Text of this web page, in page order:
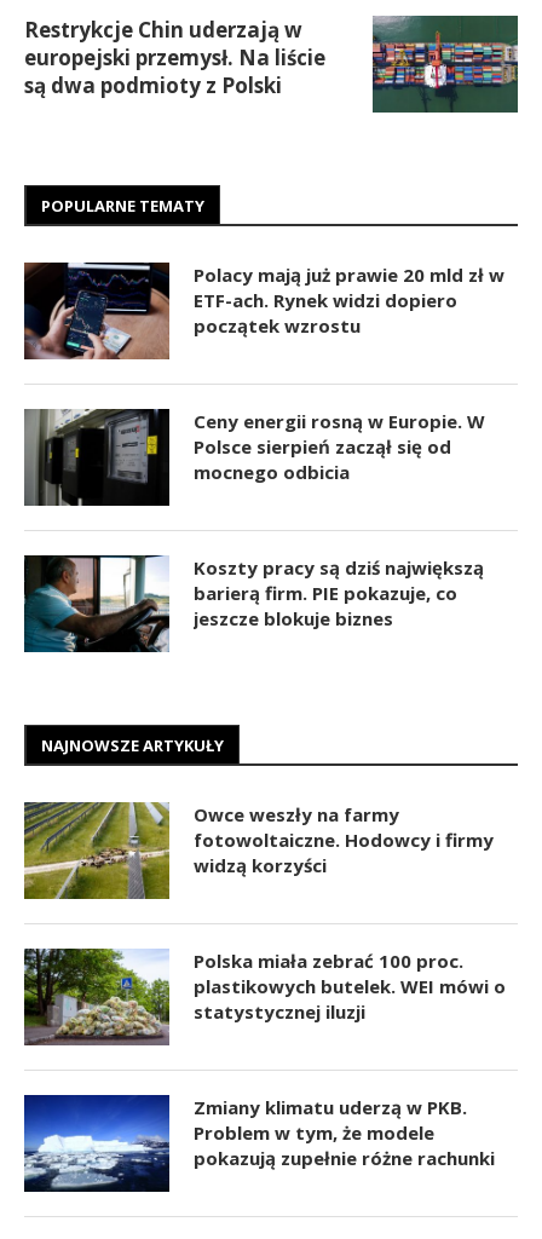
Restrykcje Chin uderzają w
europejski przemysł. Na liście
są dwa podmioty z Polski
POPULARNE TEMATY
Polacy mają już prawie 20 mld zł w
ETF-ach. Rynek widzi dopiero
początek wzrostu
Ceny energii rosną w Europie. W
Polsce sierpień zaczął się od
mocnego odbicia
Koszty pracy są dziś największą
barierą firm. PIE pokazuje, co
jeszcze blokuje biznes
NAJNOWSZE ARTYKUŁY
Owce weszły na farmy
fotowoltaiczne. Hodowcy i firmy
widzą korzyści
Polska miała zebrać 100 proc.
plastikowych butelek. WEI mówi o
statystycznej iluzji
Zmiany klimatu uderzą w PKB.
Problem w tym, że modele
pokazują zupełnie różne rachunki